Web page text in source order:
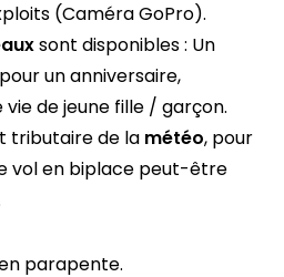
(Caméra GoPro).
sont disponibles : Un
un anniversaire,
de jeune fille / garçon.
tributaire de la météo, pour
vol en biplace peut-être
parapente.